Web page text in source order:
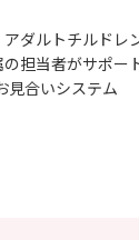
ダルトチルドレ
担当者がサポー
見合いシステム